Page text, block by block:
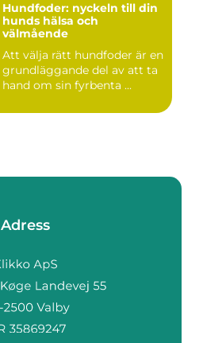
Hundfoder: nyckeln till din
hunds hälsa och
välmående
Att välja rätt hundfoder är en
grundläggande del av att ta
hand om sin fyrbenta ...
Adress